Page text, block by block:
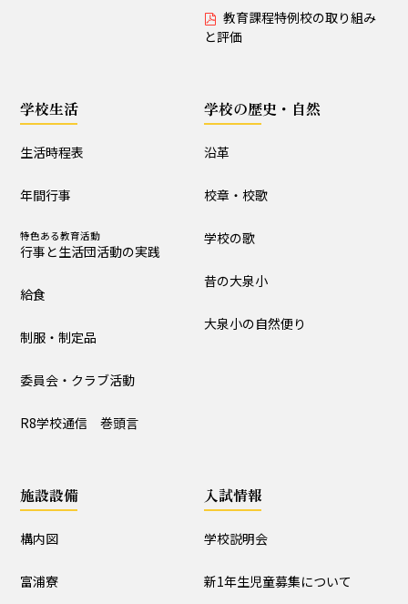
特色ある教育活動
行事と生活団活動の実践
給食
R8学校通信 巻頭言
大泉小の自然便り
構内図 富浦寮
教育課程特例校の取り組み
と評価
学校生活
生活時程表
年間行事
特色ある教育活動
行事と生活団活動の実践
給食
制服・制定品
委員会・クラブ活動
R8学校通信 巻頭言
学校の歴史・自然
沿革
校章・校歌
学校の歌
昔の大泉小
大泉小の自然便り
施設設備
構内図
富浦寮
入試情報
学校説明会
新1年生児童募集について